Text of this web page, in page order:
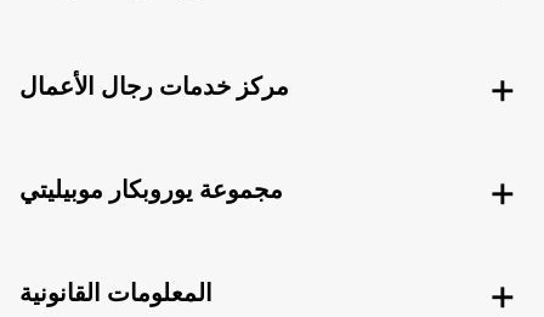
مركز خدمات رجال الأعمال
مجموعة يوروبكار موبيليتي
المعلومات القانونية